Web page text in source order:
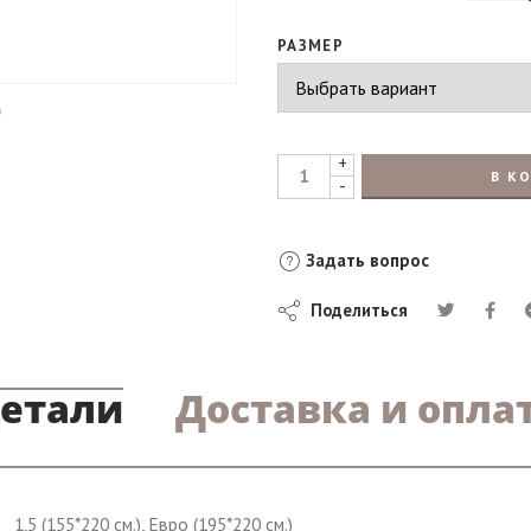
РАЗМЕР
+
-
В
Задать вопрос
Поделиться
Доставка и
1,5 (155*220 см.), Евро (195*220 см.)